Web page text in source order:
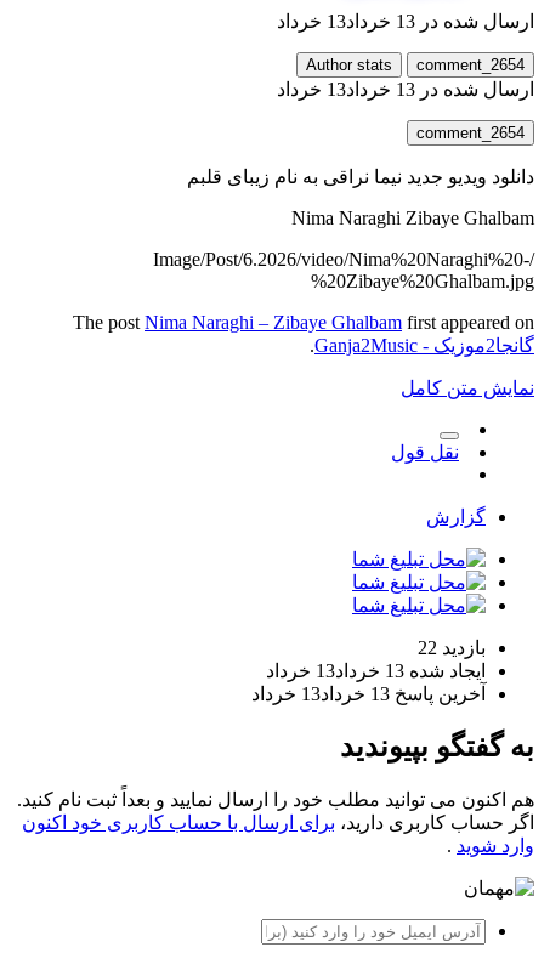
ارسال شده در 13 خرداد 13 خرداد
comment_2654
Author stats
ارسال شده در 13 خرداد 13 خرداد
comment_2654
دانلود ویدیو جدید نیما نراقی به نام زیبای قلبم
Nima Naraghi Zibaye Ghalbam
/Image/Post/6.2026/video/Nima%20Naraghi%20-
%20Zibaye%20Ghalbam.jpg
The post Nima Naraghi – Zibaye Ghalbam first appeared on
گانجا2موزیک - Ganja2Music
.
نمایش متن کامل
نقل قول
گزارش
بازدید 22
ایجاد شده 13 خرداد
13 خرداد
آخرین پاسخ 13 خرداد 13 خرداد
به گفتگو بپیوندید
هم اکنون می توانید مطلب خود را ارسال نمایید و بعداً ثبت نام کنید.
اگر حساب کاربری دارید، برای ارسال با حساب کاربری خود اکنون
وارد شوید .